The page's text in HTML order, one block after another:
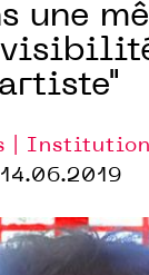
une
|
14.06.2019